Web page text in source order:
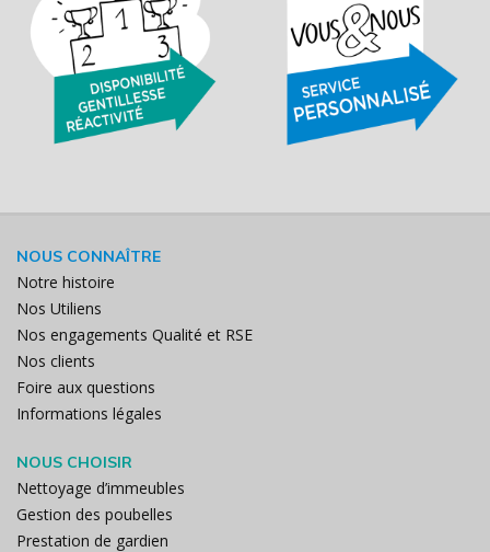
NOUS CONNAÎTRE
Notre histoire
Nos Utiliens
Nos engagements Qualité et RSE
Nos clients
Foire aux questions
Informations légales
NOUS CHOISIR
Nettoyage d’immeubles
Gestion des poubelles
Prestation de gardien